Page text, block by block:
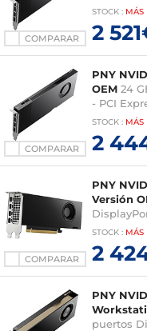
COMPARAR
Blackwell)
STOCK : MÁS
2
COMPARAR
PNY
OEM 24
- PCI
Blackwell)
STOCK : MÁS
2
COMPARAR
PNY
Versión
PRO
STOCK : MÁS
2
PNY
puertos